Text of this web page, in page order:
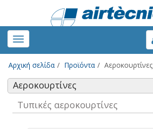
Toggle
navigation
Αρχική σελίδα Προϊόντα Αεροκουρτίνες
Αεροκουρτίνες
Τυπικές αεροκουρτίνες